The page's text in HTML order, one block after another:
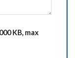
KB, max